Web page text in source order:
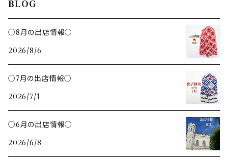
クリップ
バターナイフ
さかな
とり
BLOG
○8月の出店情報○
2026/8/6
○7月の出店情報○
2026/7/1
○6月の出店情報○
2026/6/8